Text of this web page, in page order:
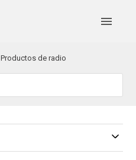
Productos de radio